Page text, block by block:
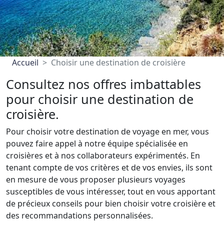
Accueil Choisir une destination de croisière
Consultez nos offres imbattables
pour choisir une destination de
croisière.
Pour choisir votre destination de voyage en mer, vous
pouvez faire appel à notre équipe spécialisée en
croisières et à nos collaborateurs expérimentés. En
tenant compte de vos critères et de vos envies, ils sont
en mesure de vous proposer plusieurs voyages
susceptibles de vous intéresser, tout en vous apportant
de précieux conseils pour bien choisir votre croisière et
des recommandations personnalisées.